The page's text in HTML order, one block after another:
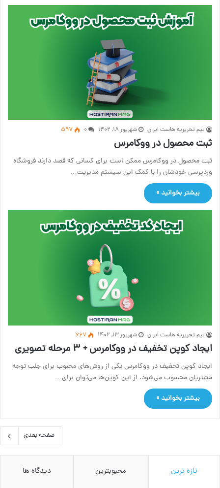
تیم تحریریه هاست ایران شهریور ۱۸, ۱۴۰۲ ۰ 597
ثبت محصول در ووکامرس
ثبت محصول در ووکامرس ممکن است برای کسانی که قصد دارند فروشگاه
وردپرسی خودشان را با کمک این سیستم مدیریت…
بیشتر بخوانید »
تیم تحریریه هاست ایران شهریور ۱۳, ۱۴۰۲ 667
ایجاد کوپن تخفیف در ووکامرس + ۳ مرحله تصویری
ایجاد کوپن تخفیف در ووکامرس یکی از روش‌های محبوب برای جلب توجه
مشتریان محسوب می‌شود. از این کوپن‌ها می‌توان برای…
بیشتر بخوانید »
صفحه بعدی
تازه ترین محبوبترین دیدگاه ها